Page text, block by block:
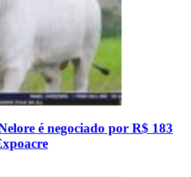
é negociado por R$ 183